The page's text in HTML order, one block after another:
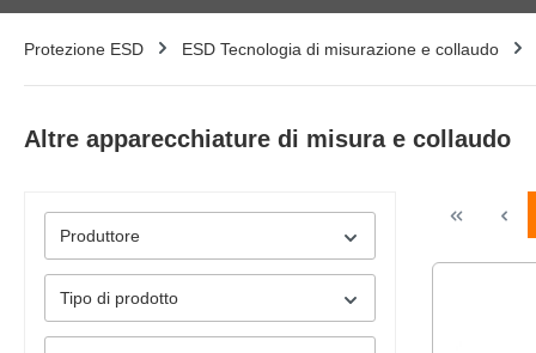
Protezione ESD ESD Tecnologia di misurazione e collaudo
Altre apparecchiature di misura e collaudo
Produttore
Tipo di prodotto